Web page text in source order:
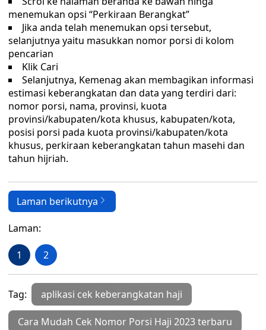
menemukan opsi “Perkiraan Berangkat”
Jika anda telah menemukan opsi tersebut,
selanjutnya yaitu masukkan nomor porsi di kolom
pencarian
Klik Cari
Selanjutnya, Kemenag akan membagikan informasi
estimasi keberangkatan dan data yang terdiri dari:
nomor porsi, nama, provinsi, kuota
provinsi/kabupaten/kota khusus, kabupaten/kota,
posisi porsi pada kuota provinsi/kabupaten/kota
khusus, perkiraan keberangkatan tahun masehi dan
tahun hijriah.
Laman berikutnya
Laman:
1 2
Tag: aplikasi cek keberangkatan haji
Cara Mudah Cek Nomor Porsi Haji 2023 terbaru